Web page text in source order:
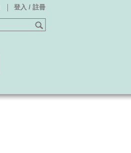
登入 / 註冊